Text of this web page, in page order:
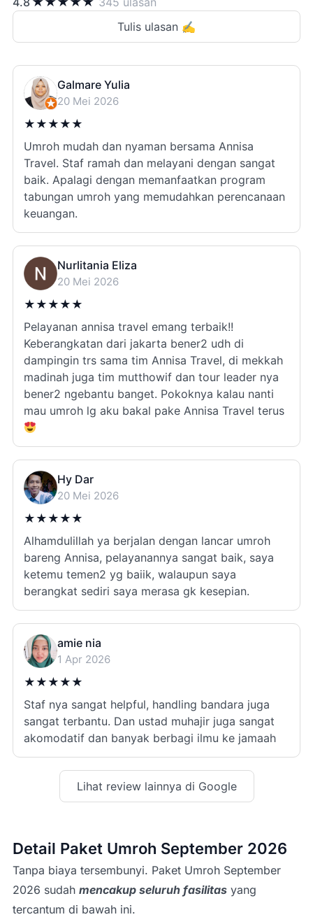
Tulis ulasan ✍️
Galmare Yulia
20 Mei 2026
★ ★ ★ ★ ★
Umroh mudah dan nyaman bersama Annisa
Travel. Staf ramah dan melayani dengan sangat
baik. Apalagi dengan memanfaatkan program
tabungan umroh yang memudahkan perencanaan
keuangan.
Nurlitania Eliza
20 Mei 2026
★ ★ ★ ★ ★
Pelayanan annisa travel emang terbaik!!
Keberangkatan dari jakarta bener2 udh di
dampingin trs sama tim Annisa Travel, di mekkah
madinah juga tim mutthowif dan tour leader nya
bener2 ngebantu banget. Pokoknya kalau nanti
mau umroh lg aku bakal pake Annisa Travel terus
Hy Dar
20 Mei 2026
★ ★ ★ ★ ★
Alhamdulillah ya berjalan dengan lancar umroh
bareng Annisa, pelayanannya sangat baik, saya
ketemu temen2 yg baiik, walaupun saya
berangkat sediri saya merasa gk kesepian.
amie nia
1 Apr 2026
★ ★ ★ ★ ★
Staf nya sangat helpful, handling bandara juga
sangat terbantu. Dan ustad muhajir juga sangat
akomodatif dan banyak berbagi ilmu ke jamaah
Lihat review lainnya di Google
Detail Paket Umroh September 2026
Tanpa biaya tersembunyi. Paket Umroh September
2026 sudah mencakup seluruh fasilitas yang
tercantum di bawah ini.